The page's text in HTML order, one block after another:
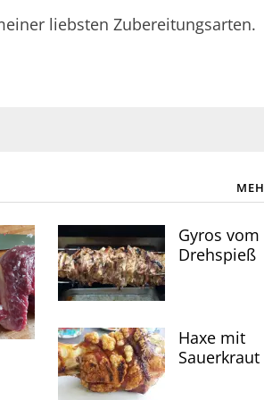
liebsten Zubereitungsarten.
Gyros vom
Drehspieß
Haxe mit
Sauerkraut